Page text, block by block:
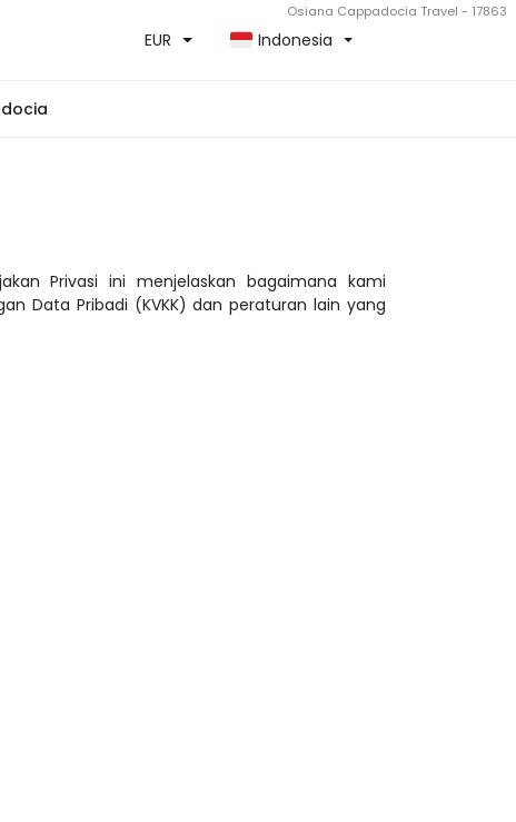
Osiana Cappadocia Travel - 17863
EUR Indonesia
Privasi ini menjelaskan bagaimana kami
Data Pribadi (KVKK) dan peraturan lain yang